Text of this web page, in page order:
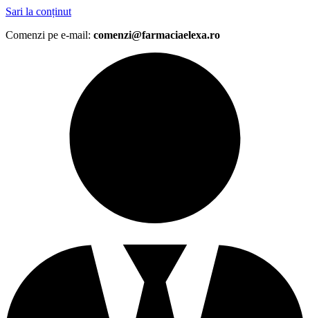
Sari la conținut
Comenzi pe e-mail: comenzi@farmaciaelexa.ro